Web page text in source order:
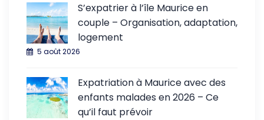
S’expatrier à l’île Maurice en
couple – Organisation, adaptation,
logement
5 août 2026
Expatriation à Maurice avec des
enfants malades en 2026 – Ce
qu’il faut prévoir